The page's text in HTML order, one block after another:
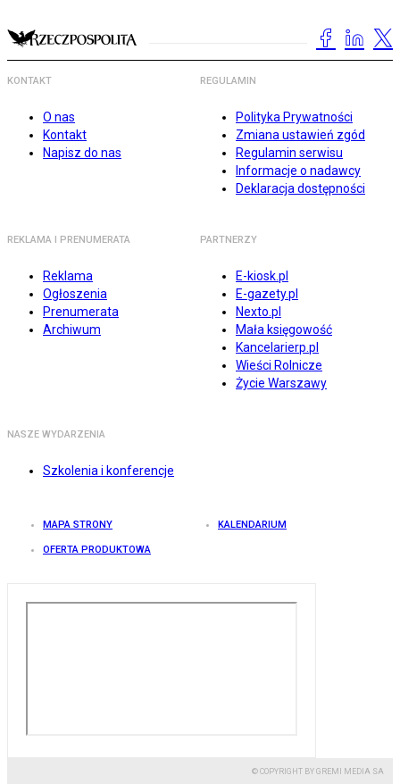
KONTAKT
O nas
Kontakt
Napisz do nas
REGULAMIN
Polityka Prywatności
Zmiana ustawień zgód
Regulamin serwisu
Informacje o nadawcy
Deklaracja dostępności
REKLAMA I PRENUMERATA
Reklama
Ogłoszenia
Prenumerata
Archiwum
PARTNERZY
E-kiosk.pl
E-gazety.pl
Nexto.pl
Mała księgowość
Kancelarierp.pl
Wieści Rolnicze
Życie Warszawy
NASZE WYDARZENIA
Szkolenia i konferencje
MAPA STRONY KALENDARIUM
OFERTA PRODUKTOWA
© COPYRIGHT BY GREMI MEDIA SA